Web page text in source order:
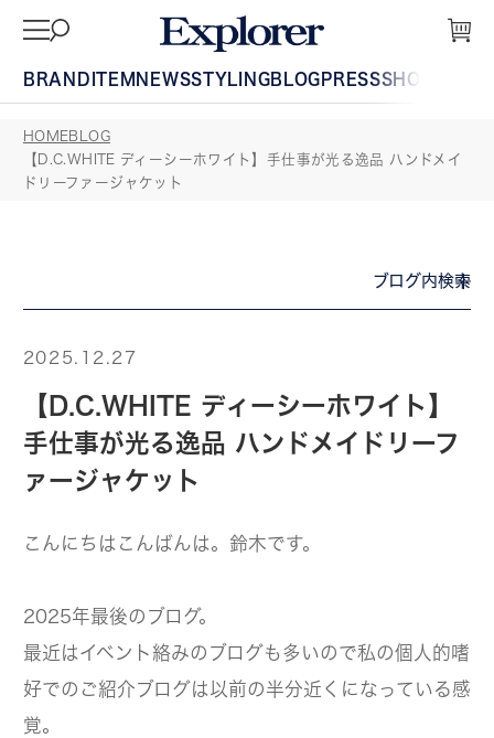
BRANDITEMNEWSSTYLINGBLOGPRESSSHOP
HOMEBLOG
【D.C.WHITE ディーシーホワイト】手仕事が光る逸品 ハンドメイ
ドリーファージャケット
ブログ内検索
2025.12.27
【D.C.WHITE ディーシーホワイト】
手仕事が光る逸品 ハンドメイドリーフ
ァージャケット
こんにちはこんばんは。鈴木です。
2025年最後のブログ。
最近はイベント絡みのブログも多いので私の個人的嗜
好でのご紹介ブログは以前の半分近くになっている感
覚。